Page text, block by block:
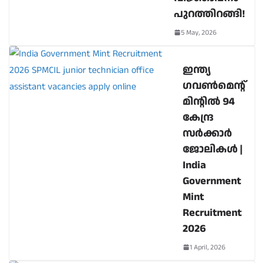
പുറത്തിറങ്ങി!
5 May, 2026
ഇന്ത്യ
ഗവൺമെന്റ്
മിന്റിൽ 94
കേന്ദ്ര
സർക്കാർ
ജോലികൾ |
India
Government
Mint
Recruitment
2026
1 April, 2026